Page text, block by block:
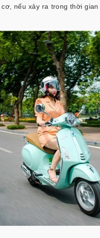
nếu xảy ra trong thời